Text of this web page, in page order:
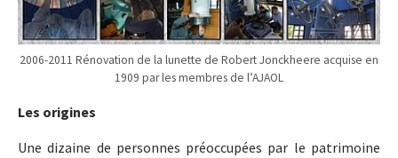
2006-2011 Rénovation de la lunette de Robert Jonckheere acquise en
1909 par les membres de l’AJAOL
Les origines
Une dizaine de personnes préoccupées par le patrimoine